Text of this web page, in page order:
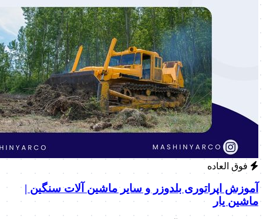
فوق العاده
آموزش اپراتوری بلدوزر و سایر ماشین آلات سنگین |
ماشین یار